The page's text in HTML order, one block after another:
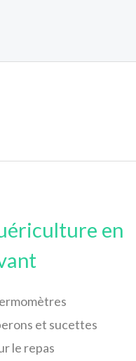
en
et sucettes
le repas